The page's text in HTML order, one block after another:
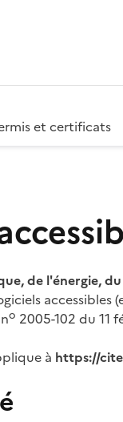
et certificats
de l'énergie,
o 2005-102 du 11
à https://